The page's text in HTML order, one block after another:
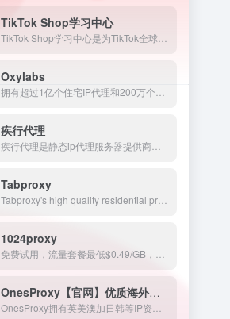
TikTok Shop学习中心
Oxylabs
疾行代理
Tabproxy
1024proxy
OnesProxy【官网】优质海外原生住宅IP